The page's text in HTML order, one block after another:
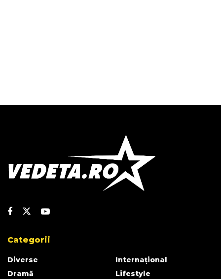
Categorii
Diverse
Dramă
Internațional
Lifestyle